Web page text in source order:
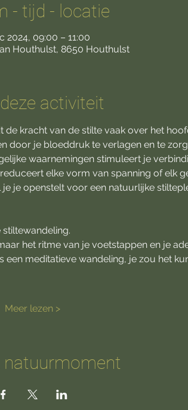
- tijd - locatie
2024, 09:00 – 11:00
Houthulst, 8650 Houthulst
activiteit
kracht van de stilte vaak over het
door je bloeddruk te verlagen en te
waarnemingen stimuleert je
elke vorm van spanning of elk
je openstelt voor een natuurlijke
het ritme van je voetstappen en je
meditatieve wandeling, je zou het
Meer lezen >
natuurmoment